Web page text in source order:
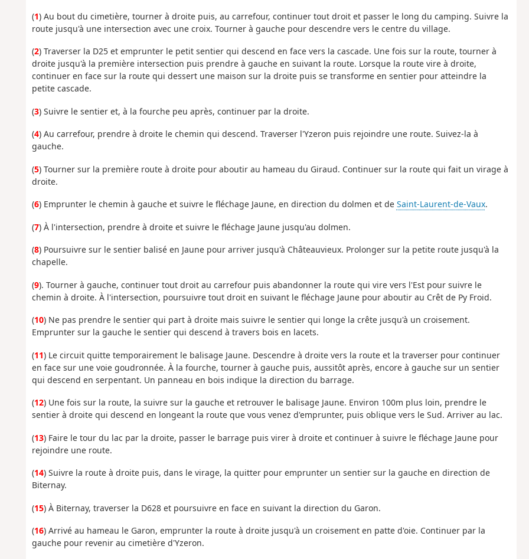
(1) Au bout du cimetière, tourner à droite puis, au carrefour, continuer tout droit et passer le long du camping. Suivre la
route jusqu'à une intersection avec une croix. Tourner à gauche pour descendre vers le centre du village.
(2) Traverser la D25 et emprunter le petit sentier qui descend en face vers la cascade. Une fois sur la route, tourner à
droite jusqu'à la première intersection puis prendre à gauche en suivant la route. Lorsque la route vire à droite,
continuer en face sur la route qui dessert une maison sur la droite puis se transforme en sentier pour atteindre la
petite cascade.
(3) Suivre le sentier et, à la fourche peu après, continuer par la droite.
(4) Au carrefour, prendre à droite le chemin qui descend. Traverser l'Yzeron puis rejoindre une route. Suivez-la à
gauche.
(5) Tourner sur la première route à droite pour aboutir au hameau du Giraud. Continuer sur la route qui fait un virage à
droite.
(6) Emprunter le chemin à gauche et suivre le fléchage Jaune, en direction du dolmen et de Saint-Laurent-de-Vaux.
(7) À l'intersection, prendre à droite et suivre le fléchage Jaune jusqu'au dolmen.
(8) Poursuivre sur le sentier balisé en Jaune pour arriver jusqu'à Châteauvieux. Prolonger sur la petite route jusqu'à la
chapelle.
(9). Tourner à gauche, continuer tout droit au carrefour puis abandonner la route qui vire vers l'Est pour suivre le
chemin à droite. À l'intersection, poursuivre tout droit en suivant le fléchage Jaune pour aboutir au Crêt de Py Froid.
(10) Ne pas prendre le sentier qui part à droite mais suivre le sentier qui longe la crête jusqu'à un croisement.
Emprunter sur la gauche le sentier qui descend à travers bois en lacets.
(11) Le circuit quitte temporairement le balisage Jaune. Descendre à droite vers la route et la traverser pour continuer
en face sur une voie goudronnée. À la fourche, tourner à gauche puis, aussitôt après, encore à gauche sur un sentier
qui descend en serpentant. Un panneau en bois indique la direction du barrage.
(12) Une fois sur la route, la suivre sur la gauche et retrouver le balisage Jaune. Environ 100m plus loin, prendre le
sentier à droite qui descend en longeant la route que vous venez d'emprunter, puis oblique vers le Sud. Arriver au lac.
(13) Faire le tour du lac par la droite, passer le barrage puis virer à droite et continuer à suivre le fléchage Jaune pour
rejoindre une route.
(14) Suivre la route à droite puis, dans le virage, la quitter pour emprunter un sentier sur la gauche en direction de
Biternay.
(15) À Biternay, traverser la D628 et poursuivre en face en suivant la direction du Garon.
(16) Arrivé au hameau le Garon, emprunter la route à droite jusqu'à un croisement en patte d'oie. Continuer par la
gauche pour revenir au cimetière d'Yzeron.